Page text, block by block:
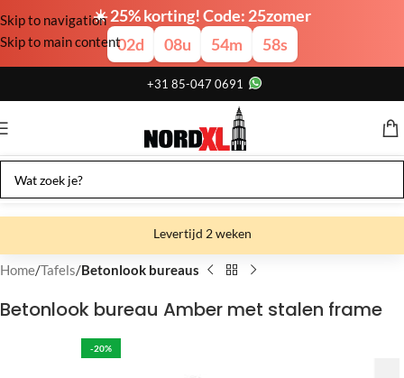
☀️ 25% korting! Code: 25zomer
02d 08u 54m 57s
Skip to navigation
Skip to main content
+31 85-047 0691
Levertijd 2 weken
Gratis verzending
Gratis afhalen
Home Tafels Betonlook bureaus
Betonlook bureau Amber met stalen frame
-20%